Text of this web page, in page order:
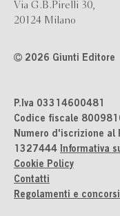
Via G.B.Pirelli 30,
20124 Milano
2026 Giunti Editore
P.Iva 03314600481
Codice fiscale
Numero d'iscrizione al
1327444 Informativa
Cookie Policy
Contatti
Regolamenti e concorsi